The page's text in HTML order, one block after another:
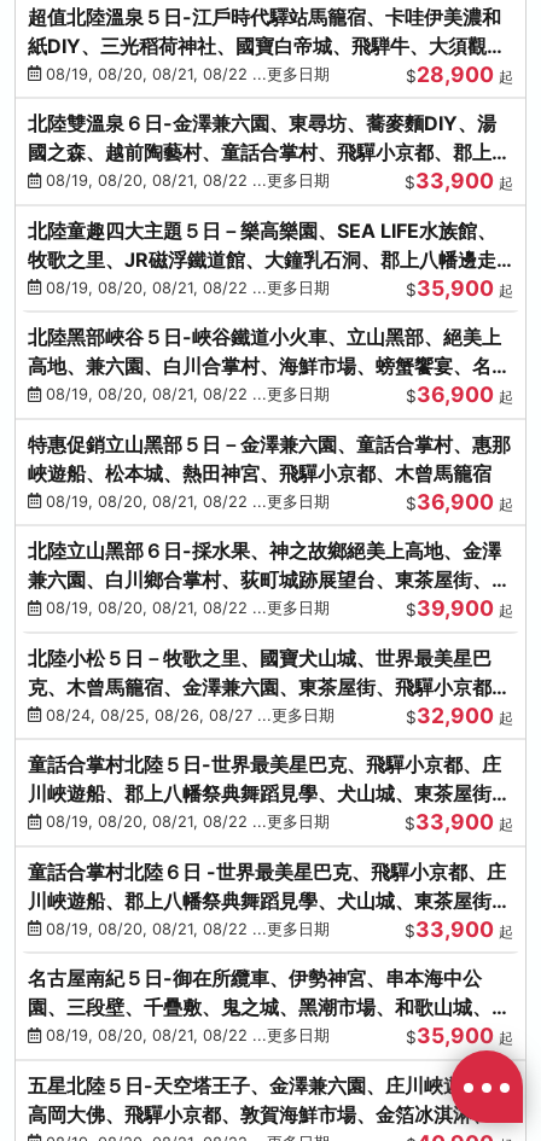
超值北陸溫泉５日-江戶時代驛站馬籠宿、卡哇伊美濃和
紙DIY、三光稻荷神社、國寶白帝城、飛騨牛、大須觀音
街、下呂溫泉
08/19, 08/20, 08/21, 08/22 ...更多日期 $28,900 起
北陸雙溫泉６日-金澤兼六園、東尋坊、蕎麥麵DIY、湯
國之森、越前陶藝村、童話合掌村、飛驒小京都、郡上八
幡08/19, 08/20, 08/21, 08/22 ...更多日期 $33,900 起
北陸童趣四大主題５日－樂高樂園、SEA LIFE水族館、
牧歌之里、JR磁浮鐵道館、大鐘乳石洞、郡上八幡邊走
邊吃08/19, 08/20, 08/21, 08/22 ...更多日期 $35,900 起
北陸黑部峽谷５日-峽谷鐵道小火車、立山黑部、絕美上
高地、兼六園、白川合掌村、海鮮市場、螃蟹饗宴、名湯
雙溫泉
08/19, 08/20, 08/21, 08/22 ...更多日期 $36,900 起
特惠促銷立山黑部５日－金澤兼六園、童話合掌村、惠那
峽遊船、松本城、熱田神宮、飛驒小京都、木曾馬籠宿
08/19, 08/20, 08/21, 08/22 ...更多日期 $36,900 起
北陸立山黑部６日-採水果、神之故鄉絕美上高地、金澤
兼六園、白川鄉合掌村、荻町城跡展望台、東茶屋街、名
花之里絢爛花海
08/19, 08/20, 08/21, 08/22 ...更多日期 $39,900 起
北陸小松５日－牧歌之里、國寶犬山城、世界最美星巴
克、木曾馬籠宿、金澤兼六園、東茶屋街、飛驒小京都、
白川鄉合掌村
08/24, 08/25, 08/26, 08/27 ...更多日期 $32,900 起
童話合掌村北陸５日-世界最美星巴克、飛驒小京都、庄
川峽遊船、郡上八幡祭典舞蹈見學、犬山城、東茶屋街、
松葉蟹、金箔冰淇淋
08/19, 08/20, 08/21, 08/22 ...更多日期 $33,900 起
童話合掌村北陸６日 -世界最美星巴克、飛驒小京都、庄
川峽遊船、郡上八幡祭典舞蹈見學、犬山城、東茶屋街、
松葉蟹、金箔冰淇淋
08/19, 08/20, 08/21, 08/22 ...更多日期 $33,900 起
名古屋南紀５日-御在所纜車、伊勢神宮、串本海中公
園、三段壁、千疊敷、鬼之城、黑潮市場、和歌山城、伊
勢龍蝦溫泉
08/19, 08/20, 08/21, 08/22 ...更多日期 $35,900 起
五星北陸５日-天空塔王子、金澤兼六園、庄川峽遊船、
高岡大佛、飛驒小京都、敦賀海鮮市場、金箔冰淇淋、鰻